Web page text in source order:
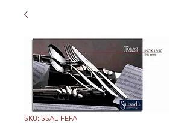
SKU: SSAL-FEFA